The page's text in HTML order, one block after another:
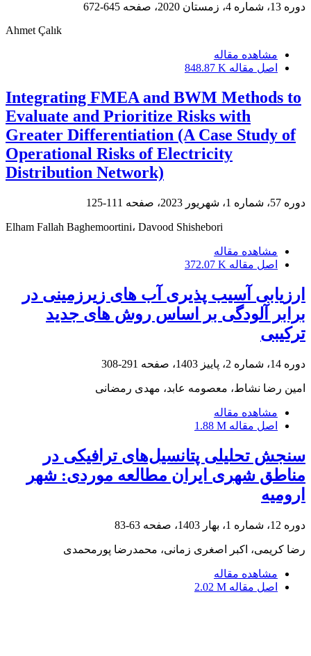
دوره 13، شماره 4، زمستان 2020، صفحه
645-672
Ahmet Çalık
مشاهده مقاله
اصل مقاله 848.87 K
Integrating FMEA and BWM Methods to
Evaluate and Prioritize Risks with
Greater Differentiation (A Case Study of
Operational Risks of Electricity
Distribution Network)
دوره 57، شماره 1، شهریور 2023، صفحه 111-125
Elham Fallah Baghemoortini، Davood Shishebori
مشاهده مقاله
اصل مقاله 372.07 K
ارزیابی آسیب پذیری آب های زیرزمینی در
برابر آلودگی بر اساس روش های جدید
ترکیبی
دوره 14، شماره 2، پاییز 1403، صفحه 291-308
امین رضا نشاط، معصومه عابد، مهدی رمضانی
مشاهده مقاله
اصل مقاله 1.88 M
سنجش تحلیلی پتانسیل‌های ترافیکی در
مناطق شهری ایران مطالعه موردی: شهر
ارومیه
دوره 12، شماره 1، بهار 1403، صفحه 63-83
رضا کریمی، اکبر اصغری زمانی، محمدرضا پورمحمدی
مشاهده مقاله
اصل مقاله 2.02 M